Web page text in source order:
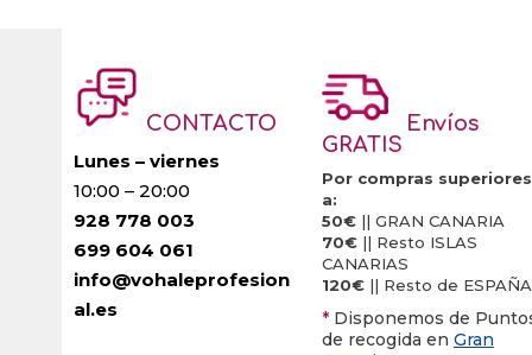
CONTACTO
Lunes – viernes
10:00 – 20:00
928 778 003
699 604 061
info@vohaleprofesion
al.es
Envíos
GRATIS
Por compras superiores
a:
50€|| GRAN CANARIA
70€|| Resto ISLAS
CANARIAS
120€|| Resto de ESPAÑA
* Disponemos de
de recogida en Gran